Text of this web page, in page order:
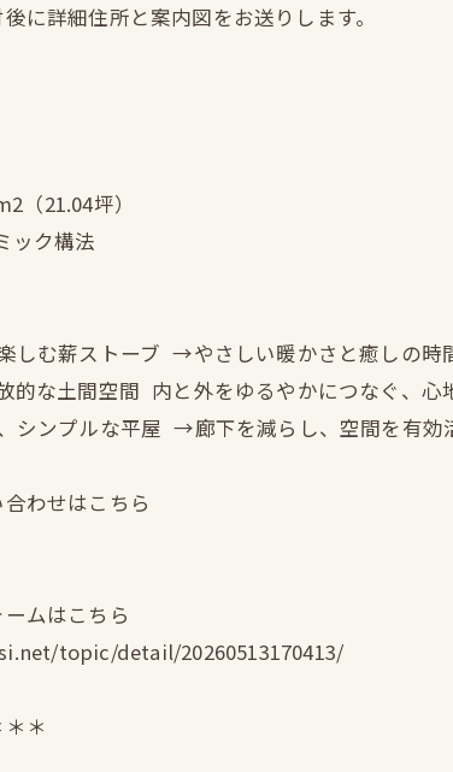
に詳細住所と案内図をお送りします。
（21.04坪）
ック構法
しむ薪ストーブ →やさしい暖かさと癒しの時
的な土間空間 内と外をゆるやかにつなぐ、心
シンプルな平屋 →廊下を減らし、空間を有効
わせはこちら
ムはこちら
topic/detail/20260513170413/
＊